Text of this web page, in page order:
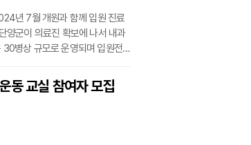
년 7월 개원과 함께 입원 진료
양군이 의료진 확보에 나서 내과
병상 규모로 운영되며 입원전
뇨병 조절이 어려운 환자, 요로감
경우 상급 의료기관 진료가 권고
동 교실 참여자 모집